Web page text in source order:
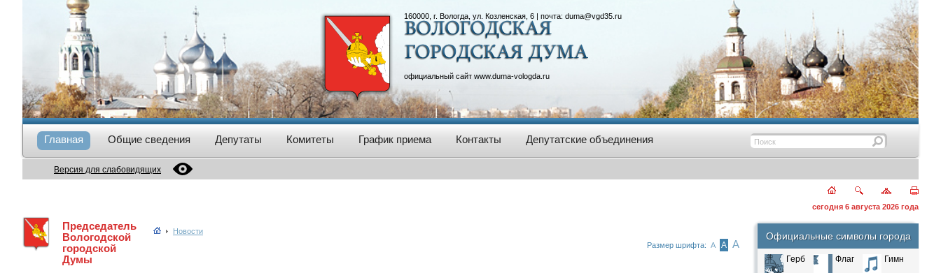
160000, г. Вологда, ул. Козленская, 6 | почта: duma@vgd35.ru
официальный сайт www.duma-vologda.ru
Главная Общие сведения Депутаты Комитеты График приема Контакты Депутатские объединения
Версия для слабовидящих
сегодня 6 августа 2026 года
Председатель
Вологодской
городской
Думы
Новости
Размер шрифта: А А А
Официальные символы города
Герб Флаг Гимн